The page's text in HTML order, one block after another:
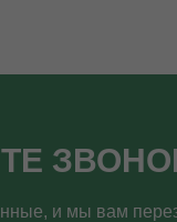
и мы вам